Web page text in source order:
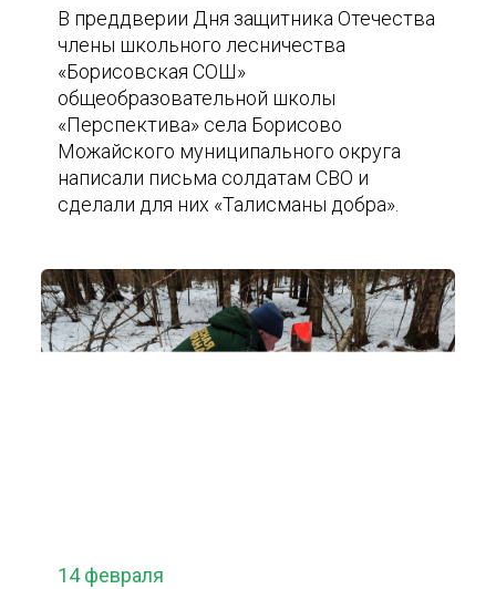
В преддверии Дня защитника Отечества
члены школьного лесничества
«Борисовская СОШ»
общеобразовательной школы
«Перспектива» села Борисово
Можайского муниципального округа
написали письма солдатам СВО и
сделали для них «Талисманы добра».
14 февраля